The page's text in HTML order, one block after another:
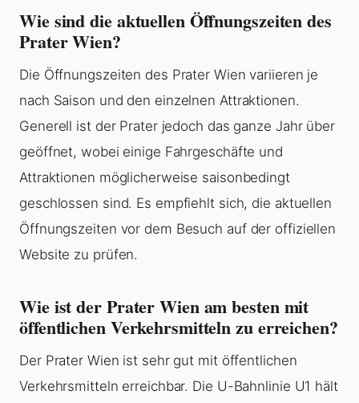
Wie sind die aktuellen Öffnungszeiten des
Prater Wien?
Die Öffnungszeiten des Prater Wien variieren je
nach Saison und den einzelnen Attraktionen.
Generell ist der Prater jedoch das ganze Jahr über
geöffnet, wobei einige Fahrgeschäfte und
Attraktionen möglicherweise saisonbedingt
geschlossen sind. Es empfiehlt sich, die aktuellen
Öffnungszeiten vor dem Besuch auf der offiziellen
Website zu prüfen.
Wie ist der Prater Wien am besten mit
öffentlichen Verkehrsmitteln zu erreichen?
Der Prater Wien ist sehr gut mit öffentlichen
Verkehrsmitteln erreichbar. Die U-Bahnlinie U1 hält